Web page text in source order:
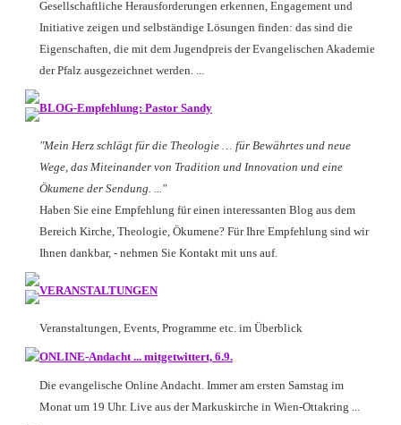
Gesellschaftliche Herausforderungen erkennen, Engagement und
Initiative zeigen und selbständige Lösungen finden: das sind die
Eigenschaften, die mit dem Jugendpreis der Evangelischen Akademie
der Pfalz ausgezeichnet werden. ...
BLOG-Empfehlung: Pastor Sandy
"Mein Herz schlägt für die Theologie … für Bewährtes und neue
Wege, das Miteinander von Tradition und Innovation und eine
Ökumene der Sendung. ..."
Haben Sie eine Empfehlung für einen interessanten Blog aus dem
Bereich Kirche, Theologie, Ökumene? Für Ihre Empfehlung sind wir
Ihnen dankbar, - nehmen Sie Kontakt mit uns auf.
VERANSTALTUNGEN
Veranstaltungen, Events, Programme etc. im Überblick
ONLINE-Andacht ... mitgetwittert, 6.9.
Die evangelische Online Andacht. Immer am ersten Samstag im
Monat um 19 Uhr. Live aus der Markuskirche in Wien-Ottakring ...